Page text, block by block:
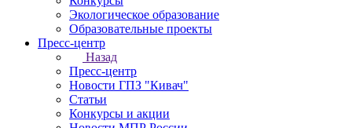
Экологическое образование
Образовательные проекты
Пресс-центр
Назад
Пресс-центр
Новости ГПЗ "Кивач"
Статьи
Конкурсы и акции